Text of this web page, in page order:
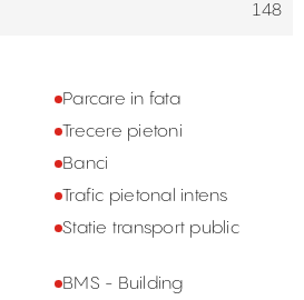
148
Parcare in fata
Trecere pietoni
Banci
Trafic pietonal intens
Statie transport public
BMS - Building